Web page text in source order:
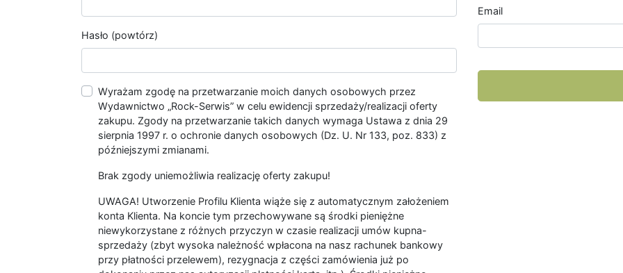
Hasło (powtórz)
Wyrażam zgodę na przetwarzanie moich danych osobowych przez
Wydawnictwo „Rock-Serwis” w celu ewidencji sprzedaży/realizacji oferty
zakupu. Zgody na przetwarzanie takich danych wymaga Ustawa z dnia 29
sierpnia 1997 r. o ochronie danych osobowych (Dz. U. Nr 133, poz. 833) z
późniejszymi zmianami.
Brak zgody uniemożliwia realizację oferty zakupu!
UWAGA! Utworzenie Profilu Klienta wiąże się z automatycznym założeniem
konta Klienta. Na koncie tym przechowywane są środki pieniężne
niewykorzystane z różnych przyczyn w czasie realizacji umów kupna-
sprzedaży (zbyt wysoka należność wpłacona na nasz rachunek bankowy
przy płatności przelewem), rezygnacja z części zamówienia już po
Email